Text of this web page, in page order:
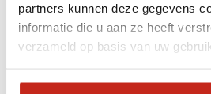
partners kunnen deze gegevens
informatie die u aan ze heeft
verzameld op basis van uw